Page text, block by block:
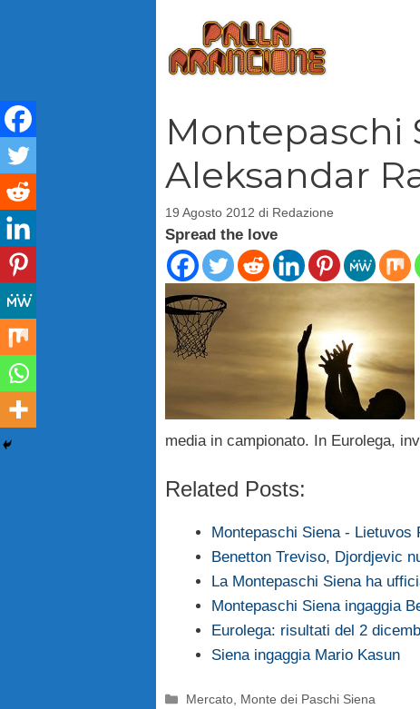
Montepaschi
Aleksandar
19 Agosto 2012 di Redazione
Spread the love
media in campionato. In Eurolega,
Related Posts:
Montepaschi Siena - Lietuvos
Benetton Treviso, Djordjevic
La Montepaschi Siena ha
Montepaschi Siena ingaggia
Eurolega: risultati del 2
Siena ingaggia Mario Kasun
Categorie
Mercato, Monte dei Paschi Siena